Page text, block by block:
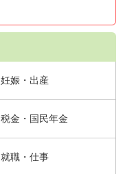
妊娠・出産
税金・国民年金
就職・仕事